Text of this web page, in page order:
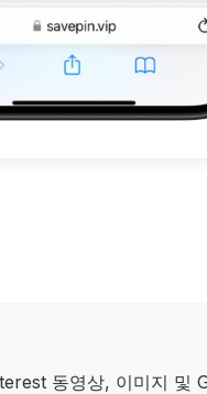
동영상, 이미지 및